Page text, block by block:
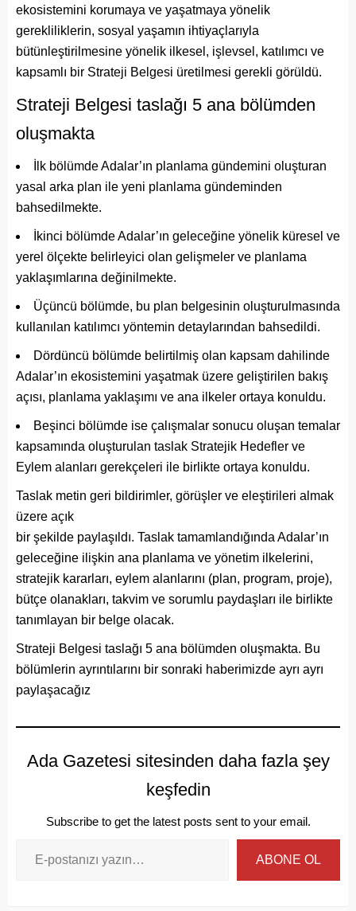
ekosistemini korumaya ve yaşatmaya yönelik
gerekliliklerin, sosyal yaşamın ihtiyaçlarıyla
bütünleştirilmesine yönelik ilkesel, işlevsel, katılımcı ve
kapsamlı bir Strateji Belgesi üretilmesi gerekli görüldü.
Strateji Belgesi taslağı 5 ana bölümden
oluşmakta
İlk bölümde Adalar’ın planlama gündemini oluşturan
yasal arka plan ile yeni planlama gündeminden
bahsedilmekte.
İkinci bölümde Adalar’ın geleceğine yönelik küresel ve
yerel ölçekte belirleyici olan gelişmeler ve planlama
yaklaşımlarına değinilmekte.
Üçüncü bölümde, bu plan belgesinin oluşturulmasında
kullanılan katılımcı yöntemin detaylarından bahsedildi.
Dördüncü bölümde belirtilmiş olan kapsam dahilinde
Adalar’ın ekosistemini yaşatmak üzere geliştirilen bakış
açısı, planlama yaklaşımı ve ana ilkeler ortaya konuldu.
Beşinci bölümde ise çalışmalar sonucu oluşan temalar
kapsamında oluşturulan taslak Stratejik Hedefler ve
Eylem alanları gerekçeleri ile birlikte ortaya konuldu.
Taslak metin geri bildirimler, görüşler ve eleştirileri almak
üzere açık
bir şekilde paylaşıldı. Taslak tamamlandığında Adalar’ın
geleceğine ilişkin ana planlama ve yönetim ilkelerini,
stratejik kararları, eylem alanlarını (plan, program, proje),
bütçe olanakları, takvim ve sorumlu paydaşları ile birlikte
tanımlayan bir belge olacak.
Strateji Belgesi taslağı 5 ana bölümden oluşmakta. Bu
bölümlerin ayrıntılarını bir sonraki haberimizde ayrı ayrı
paylaşacağız
Ada Gazetesi sitesinden daha fazla şey
keşfedin
Subscribe to get the latest posts sent to your email.
ABONE OL